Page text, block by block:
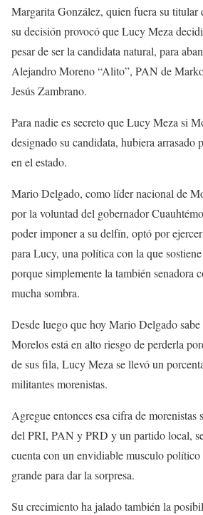
Margarita González, quien fuera su
su decisión provocó que Lucy Meza
pesar de ser la candidata natural, para
Alejandro Moreno “Alito”, PAN de
Jesús Zambrano.
Para nadie es secreto que Lucy Meza si
designado su candidata, hubiera arrasado
en el estado.
Mario Delgado, como líder nacional de
por la voluntad del gobernador
poder imponer a su delfín, optó por
para Lucy, una política con la que
porque simplemente la también senadora
mucha sombra.
Desde luego que hoy Mario Delgado
Morelos está en alto riesgo de perderla
de sus fila, Lucy Meza se llevó un
militantes morenistas.
Agregue entonces esa cifra de morenistas
del PRI, PAN y PRD y un partido local,
cuenta con un envidiable musculo político
grande para dar la sorpresa.
Su crecimiento ha jalado también la